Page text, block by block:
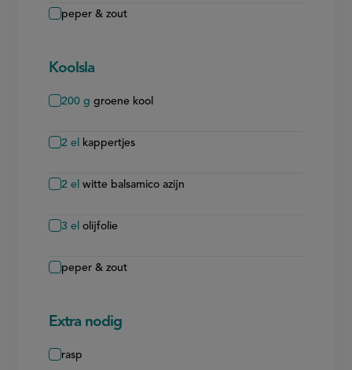
peper & zout
Koolsla
200 g groene kool
2 el kappertjes
2 el witte balsamico azijn
3 el olijfolie
peper & zout
Extra nodig
rasp